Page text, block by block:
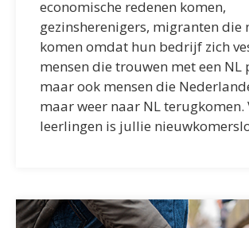
economische redenen komen,
gezinsherenigers, migranten die
komen omdat hun bedrijf zich
mensen die trouwen met een NL
maar ook mensen die
maar weer naar NL terugkomen.
leerlingen is jullie